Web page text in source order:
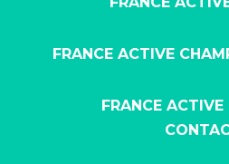
FRANCE ACTIVE
FRANCE ACTIVE